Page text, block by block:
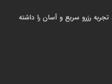
رزرو سریع و آسان را داشته